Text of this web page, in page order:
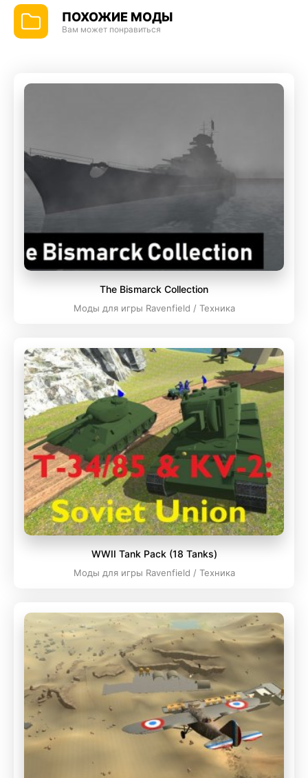
ПОХОЖИЕ МОДЫ
Вам может понравиться
The Bismarck Collection
Моды для игры Ravenfield / Техника
WWII Tank Pack (18 Tanks)
Моды для игры Ravenfield / Техника